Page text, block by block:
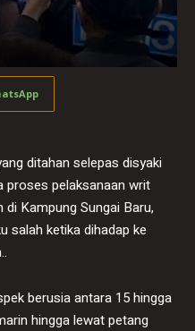
ditahan selepas disyaki
proses pelaksanaan writ
Kampung Sungai Baru,
salah ketika dihadap ke
berusia antara 15 hingga
hingga lewat petang